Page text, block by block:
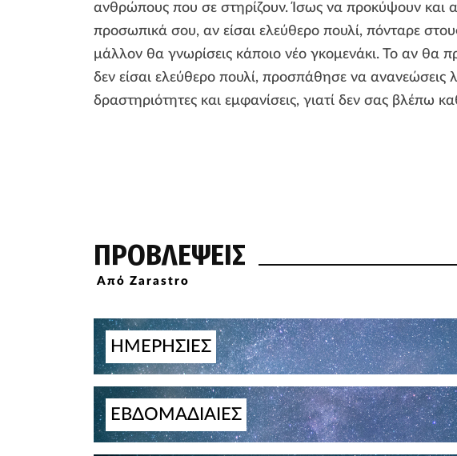
ανθρώπους που σε στηρίζουν. Ίσως να προκύψουν και
προσωπικά σου, αν είσαι ελεύθερο πουλί, πόνταρε
μάλλον θα γνωρίσεις κάποιο νέο γκομενάκι. Το αν θα
δεν είσαι ελεύθερο πουλί, προσπάθησε να ανανεώσεις
δραστηριότητες και εμφανίσεις, γιατί δεν σας βλέπω
ΠΡΟΒΛΕΨΕΙΣ
Από Zarastro
ΗΜΕΡΗΣΙΕΣ
ΕΒΔΟΜΑΔΙΑΙΕΣ